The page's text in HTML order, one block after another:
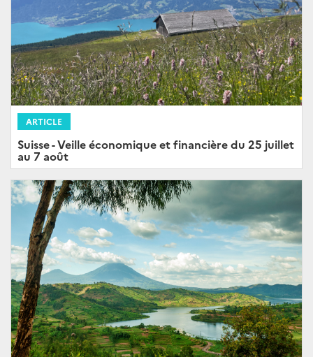
ARTICLE
Suisse - Veille économique et financière du 25 juillet
au 7 août